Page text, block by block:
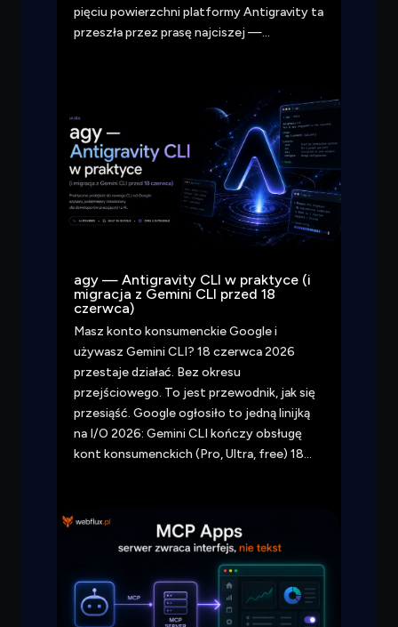
pięciu powierzchni platformy Antigravity ta
przeszła przez prasę najciszej —…
agy — Antigravity CLI w praktyce (i
migracja z Gemini CLI przed 18
czerwca)
Masz konto konsumenckie Google i
używasz Gemini CLI? 18 czerwca 2026
przestaje działać. Bez okresu
przejściowego. To jest przewodnik, jak się
przesiąść. Google ogłosiło to jedną linijką
na I/O 2026: Gemini CLI kończy obsługę
kont konsumenckich (Pro, Ultra, free) 18…